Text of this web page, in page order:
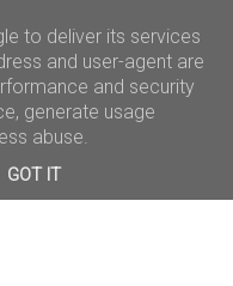
to deliver its services
and user-agent are
and security
generate usage
abuse.
GOT IT